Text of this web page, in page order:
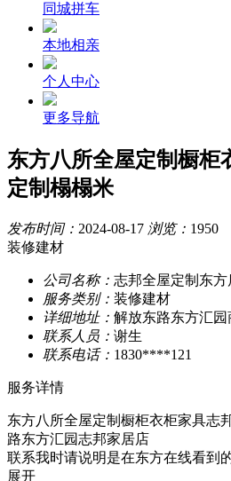
同城拼车
本地相亲
个人中心
更多导航
东方八所全屋定制橱柜
定制榻榻米
发布时间： 2024-08-17 浏览： 1950
装修建材
公司名称： 志邦全屋定制东方
服务类别： 装修建材
详细地址： 解放东路东方汇园
联系人员： 谢生
联系电话： 1830****121
服务详情
东方八所全屋定制橱柜衣柜家具志
路东方汇园志邦家居店
联系我时请说明是在东方在线看
展开